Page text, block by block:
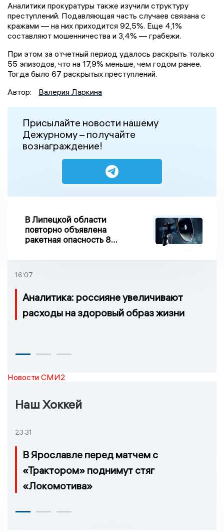
Аналитики прокуратуры также изучили структуру
преступлений. Подавляющая часть случаев связана с
кражами — на них приходится 92,5%. Еще 4,1%
составляют мошенничества и 3,4% — грабежи.
При этом за отчетный период удалось раскрыть только
55 эпизодов, что на 17,9% меньше, чем годом ранее.
Тогда было 67 раскрытых преступлений.
Автор:
Валерия Ларкина
Присылайте новости нашему
Дежурному – получайте
вознаграждение!
В Липецкой области
повторно объявлена
ракетная опасность 8
16:07
Аналитика: россияне увеличивают
расходы на здоровый образ жизни
Новости СМИ2
Наш Хоккей
23:31
В Ярославле перед матчем с
«Трактором» поднимут стяг
«Локомотива»